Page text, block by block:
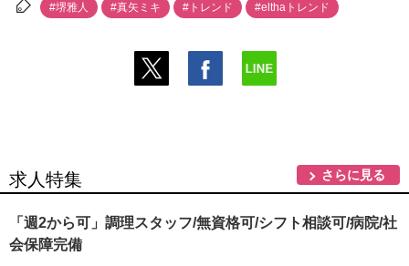
#堺雅人 #真矢ミキ #トレンド #elthaトレンド
求人特集 さらに見る
「週2から可」調理スタッフ/無資格可/シフト相談可/病院/社
会保障完備